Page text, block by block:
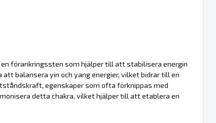
förankringssten som hjälper till att stabilisera energin
balansera yin och yang energier, vilket bidrar till en
egenskaper som ofta förknippas med
detta chakra, vilket hjälper till att etablera en